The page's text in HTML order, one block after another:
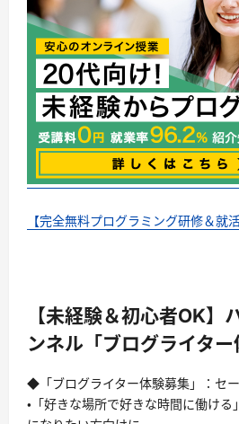
【完全無料プログラミング研修＆就活
【未経験＆初心者OK】
ンネル「ブログライター
◆「ブログライター体験募集」：セ
・「好きな場所で好きな時間に働け